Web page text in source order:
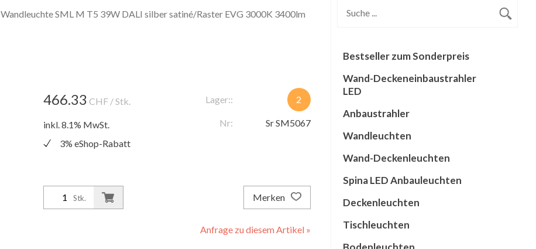
Wandleuchte SML M T5 39W DALI silber satiné/Raster EVG 3000K 3400lm
466.33 CHF / Stk.
inkl. 8.1% MwSt.
3% eShop-Rabatt
Lager:: 2
Nr: Sr SM5067
Stk. Merken
Anfrage zu diesem Artikel »
Bestseller zum Sonderpreis
Wand-Deckeneinbaustrahler
LED
Anbaustrahler
Wandleuchten
Wand-Deckenleuchten
Spina LED Anbauleuchten
Deckenleuchten
Tischleuchten